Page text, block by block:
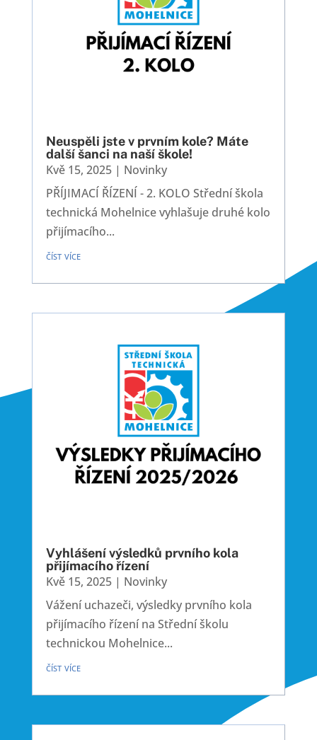
Neuspěli jste v prvním kole? Máte
další šanci na naší škole!
Kvě 15, 2025| Novinky
PŘÍJIMACÍ ŘÍZENÍ - 2. KOLO Střední škola
technická Mohelnice vyhlašuje druhé kolo
přijímacího...
číst více
Vyhlášení výsledků prvního kola
přijímacího řízení
Kvě 15, 2025| Novinky
Vážení uchazeči, výsledky prvního kola
přijímacího řízení na Střední školu
technickou Mohelnice...
číst více